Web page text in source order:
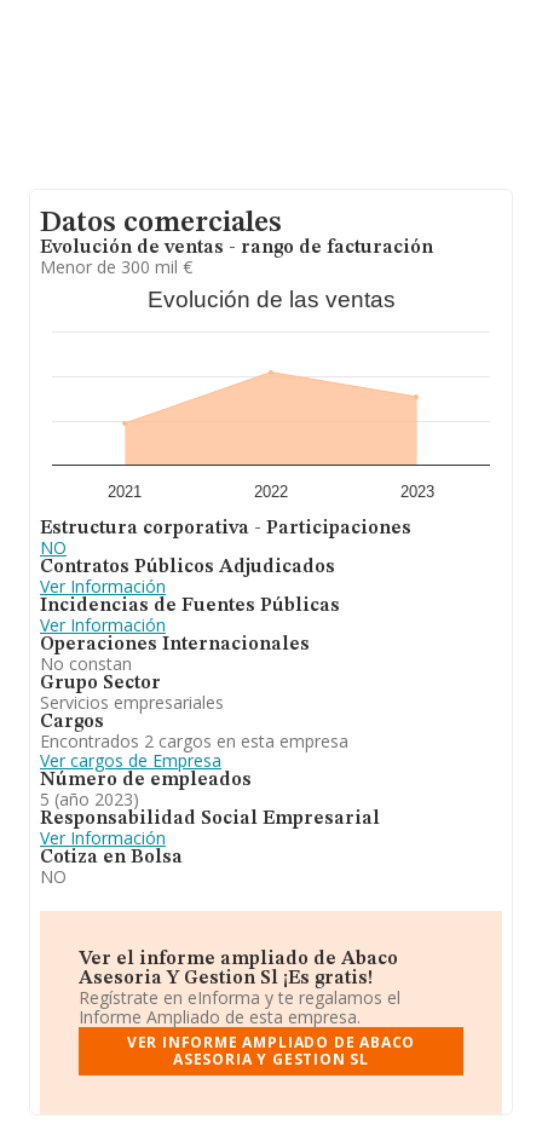
Datos comerciales
Evolución de ventas - rango de facturación
Menor de 300 mil €
Evolución de las ventas
2021 2022 2023
Estructura corporativa - Participaciones
NO
Contratos Públicos Adjudicados
Ver Información
Incidencias de Fuentes Públicas
Ver Información
Operaciones Internacionales
No constan
Grupo Sector
Servicios empresariales
Cargos
Encontrados 2 cargos en esta empresa
Ver cargos de Empresa
Número de empleados
5 (año 2023)
Responsabilidad Social Empresarial
Ver Información
Cotiza en Bolsa
NO
Ver el informe ampliado de Abaco
Asesoria Y Gestion Sl ¡Es gratis!
Regístrate en eInforma y te regalamos el
Informe Ampliado de esta empresa.
VER INFORME AMPLIADO DE ABACO
ASESORIA Y GESTION SL